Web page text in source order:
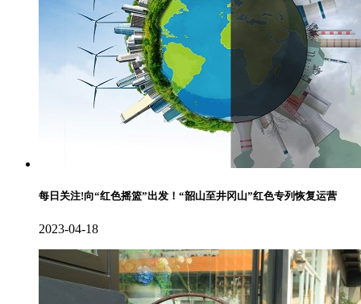
每日关注!向“红色摇篮”出发！“韶山至井冈山”红色专列恢复运营
2023-04-18